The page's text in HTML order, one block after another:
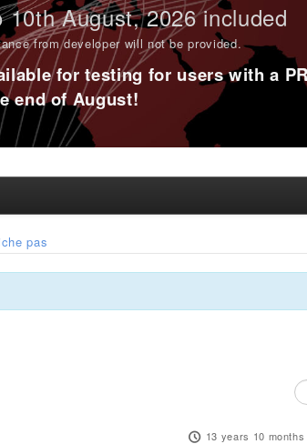
10th August, 2026 included
from developer will not be provided.
for testing for users with a
end of August!
pas
13 years 10 months